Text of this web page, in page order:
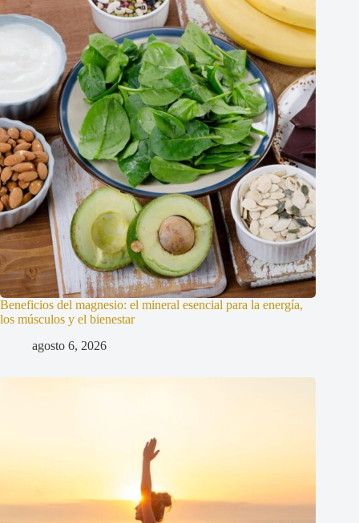
Beneficios del magnesio: el mineral esencial para la energía,
los músculos y el bienestar
agosto 6, 2026